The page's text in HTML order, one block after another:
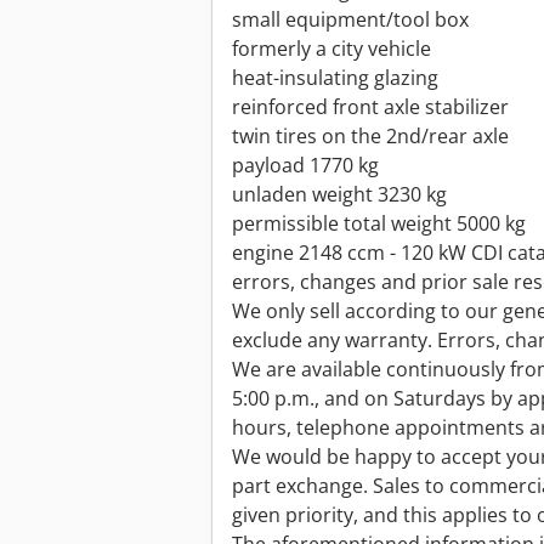
small equipment/tool box
formerly a city vehicle
heat-insulating glazing
reinforced front axle stabilizer
twin tires on the 2nd/rear axle
payload 1770 kg
unladen weight 3230 kg
permissible total weight 5000 kg
engine 2148 ccm - 120 kW CDI
errors, changes and prior sale
We only sell according to our
exclude any warranty. Errors,
We are available continuously
5:00 p.m., and on Saturdays by
hours, telephone appointments
We would be happy to accept
part exchange. Sales to
given priority, and this applies to